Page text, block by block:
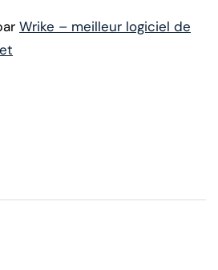
Wrike – meilleur logiciel de